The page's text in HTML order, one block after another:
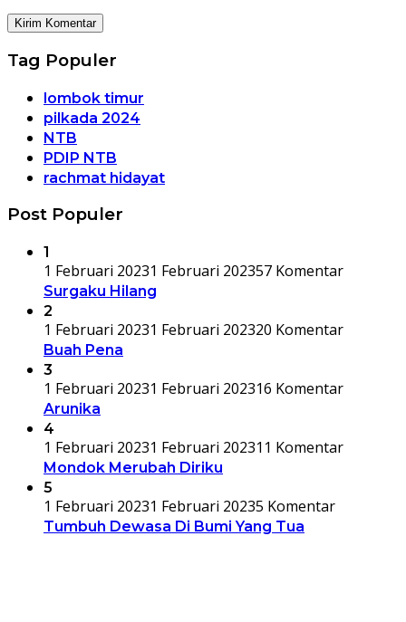
Tag Populer
lombok timur
pilkada 2024
NTB
PDIP NTB
rachmat hidayat
Post Populer
1
1 Februari 20231 Februari 202357 Komentar
Surgaku Hilang
2
1 Februari 20231 Februari 202320 Komentar
Buah Pena
3
1 Februari 20231 Februari 202316 Komentar
Arunika
4
1 Februari 20231 Februari 202311 Komentar
Mondok Merubah Diriku
5
1 Februari 20231 Februari 20235 Komentar
Tumbuh Dewasa Di Bumi Yang Tua